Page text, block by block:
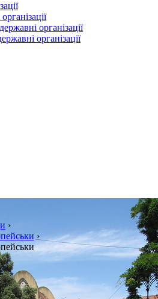
організації
організації
›
›